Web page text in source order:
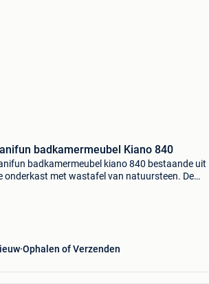
badkamermeubel Kiano 840
badkamermeubel kiano 840 bestaande uit
onderkast met wastafel van natuursteen. De
Ophalen of Verzenden